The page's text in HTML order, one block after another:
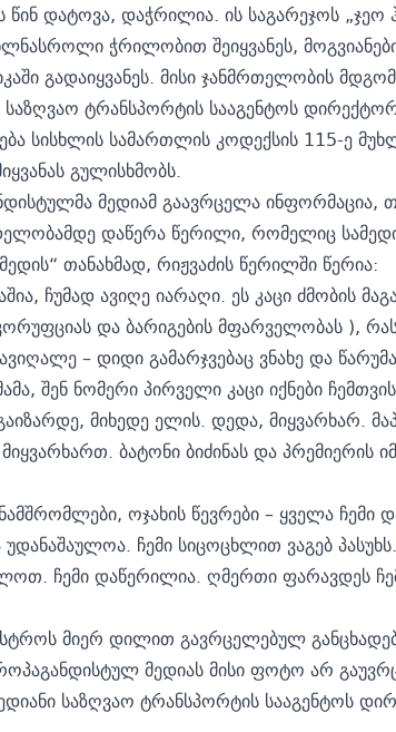
წინ დატოვა, დაჭრილია. ის საგარეჯოს
ჭრილობით შეიყვანეს,
გადაიყვანეს. მისი ჯანმრთელობის
საზღვაო ტრანსპორტის სააგენტოს
სისხლის სამართლის კოდექსის 115-ე
გულისხმობს.
მედიამ გაავრცელა ინფორმაცია,
დაწერა წერილი, რომელიც
თანახმად, რიჟვაძის წერილში წერია:
ჩუმად ავიღე იარაღი. ეს კაცი ძმობის
და ბარიგების მფარველობას ),
– დიდი გამარჯვებაც ვნახე და
შენ ნომერი პირველი კაცი იქნები
მიხედე ელის. დედა, მიყვარხარ.
ბატონი ბიძინას და პრემიერის
ოჯახის წევრები – ყველა
ჩემი სიცოცხლით ვაგებ
ჩემი დაწერილია. ღმერთი ფარავდეს
მიერ დილით გავრცელებულ
მედიას მისი ფოტო არ
საზღვაო ტრანსპორტის სააგენტოს